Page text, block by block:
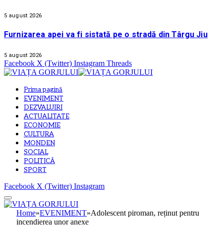
5 august 2026
Furnizarea apei va fi sistată pe o stradă din Târgu Jiu
5 august 2026
Facebook X (Twitter) Instagram Threads
Prima pagină
EVENIMENT
DEZVALUIRI
ACTUALITATE
ECONOMIE
CULTURA
MONDEN
SOCIAL
POLITICĂ
SPORT
Facebook X (Twitter) Instagram
Home»EVENIMENT»Adolescent piroman, reținut pentru
incendierea unor anexe